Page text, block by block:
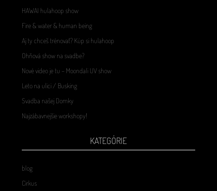
HAWAI hulahoop show
Fire & water & human being
Aj ty chceš trénovať? Kúp si hulahoop
Ohňová show na svadbe?
Nové video je tu – Moondali UV show
Leto na ulici / Busking
Svadba našej Domky
Najzábavnejšie workshopy!
KATEGÓRIE
blog
Cirkus